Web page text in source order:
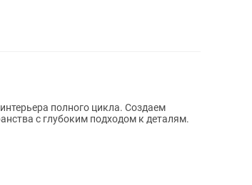
с глубоким подходом к деталям.